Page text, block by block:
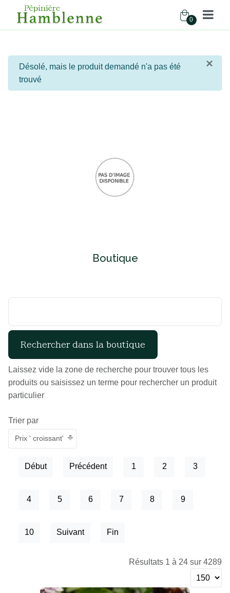
0
×
info
Désolé, mais le produit demandé n'a pas été
trouvé
Boutique
Laissez vide la zone de recherche pour trouver tous les
produits ou saisissez un terme pour rechercher un produit
particulier
Trier par
Prix ' croissant'
Début Précédent 1 2 3
4 5 6 7 8 9
10 Suivant Fin
Résultats 1 à 24 sur 4289